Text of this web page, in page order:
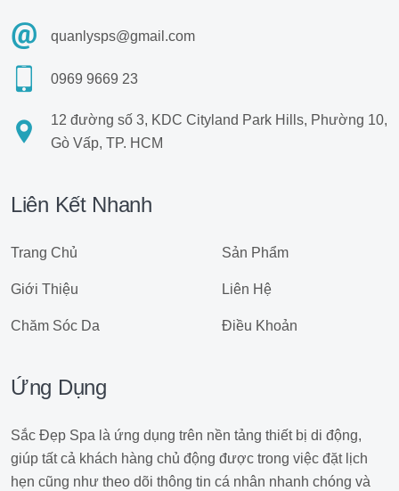
quanlysps@gmail.com
0969 9669 23
12 đường số 3, KDC Cityland Park Hills, Phường 10,
Gò Vấp, TP. HCM
Liên Kết Nhanh
Trang Chủ
Giới Thiệu
Chăm Sóc Da
Sản Phẩm
Liên Hệ
Điều Khoản
Ứng Dụng
Sắc Đẹp Spa là ứng dụng trên nền tảng thiết bị di động,
giúp tất cả khách hàng chủ động được trong việc đặt lịch
hẹn cũng như theo dõi thông tin cá nhân nhanh chóng và